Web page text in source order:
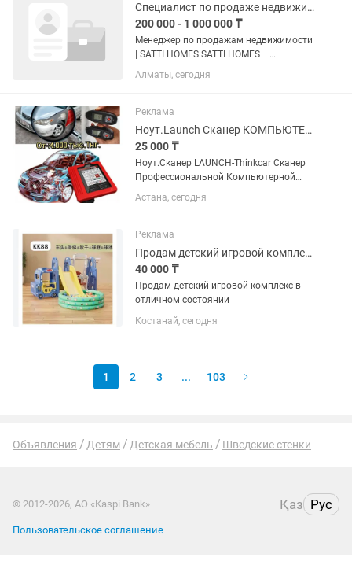
Специалист по продаже недвижимости
200 000 - 1 000 000 ₸
Менеджер по продажам недвижимости
| SATTI HOMES SATTI HOMES —
компания, которая помогает людям
приобрести недвижимость в Алматы
работаем только с официальными
партнерами,...
Алматы, сегодня
Реклама
Ноут.Launch Сканер КОМПЬЮТЕРной диагностики Авто.Прибор.OBD2,ЭБУ.
25 000 ₸
Ноут.Сканер LAUNCH-Thinkcar Сканер
Профессиональной Компьютерной
Диагно 2026года. New, от Известной,
Легендарной Компании LAUNCH,
и Модели Авто. Машин Включая...
Астана, сегодня
Реклама
Продам детский игровой комплекс
40 000 ₸
Продам детский игровой комплекс в
отличном состоянии
Костанай, сегодня
1 2 3 ... 103
Объявления Детям Детская мебель Шведские стенки
© 2012-2026, АО «Kaspi Bank» Қаз Рус
Пользовательское соглашение